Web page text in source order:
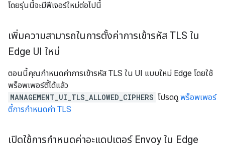
โดยรุ่นนี้จะมีฟีเจอร์ใหม่ต่อไปนี้
เพิ่มความสามารถในการตั้งค่าการเข้ารหัส TLS ใน
Edge UI ใหม่
ตอนนี้คุณกำหนดค่าการเข้ารหัส TLS ใน UI แบบใหม่ Edge โดยใช้
พร็อพเพอร์ตี้ได้แล้ว
MANAGEMENT_UI_TLS_ALLOWED_CIPHERS โปรดดู พร็อพเพอร์
ตี้การกำหนดค่า TLS
เปิดใช้การกำหนดค่าอะแดปเตอร์ Envoy ใน Edge